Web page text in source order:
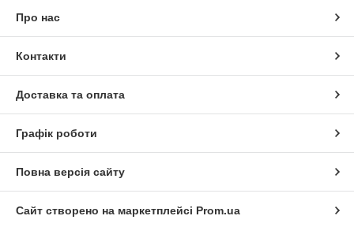
Про нас
Контакти
Доставка та оплата
Графік роботи
Повна версія сайту
Сайт створено на маркетплейсі Prom.ua